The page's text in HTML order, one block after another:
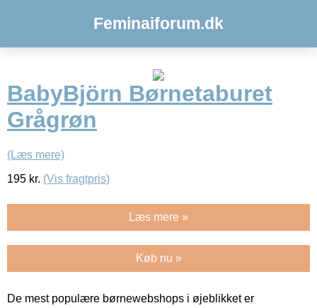
Feminaiforum.dk
BabyBjörn Børnetaburet
Grågrøn
(Læs mere)
195 kr. (Vis fragtpris)
Læs mere »
Køb nu »
De mest populære børnewebshops i øjeblikket er